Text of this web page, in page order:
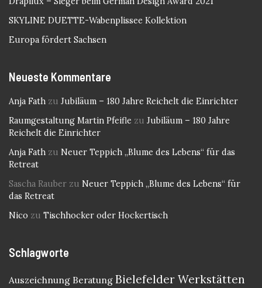
SKYLINE DUETTE-Wabenplissee Kollektion
Europa fördert Sachsen
Neueste Kommentare
Anja Fath zu Jubiläum – 180 Jahre Reichelt die Einrichter
Raumgestaltung Martin Pfeifle zu Jubiläum – 180 Jahre
Reichelt die Einrichter
Anja Fath zu Neuer Teppich „Blume des Lebens“ für das
Retreat
Sascha Rauber zu Neuer Teppich „Blume des Lebens“ für
das Retreat
Nico zu Tischhocker oder Hockertisch
Schlagworte
Auszeichnung Beratung Bielefelder Werkstätten